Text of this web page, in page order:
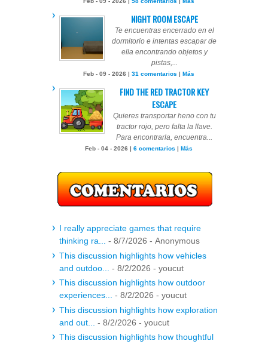
NIGHT ROOM ESCAPE
Te encuentras encerrado en el
dormitorio e intentas escapar de
ella encontrando objetos y
pistas,...
Feb - 09 - 2026 | 31 comentarios | Más
FIND THE RED TRACTOR KEY
ESCAPE
Quieres transportar heno con tu
tractor rojo, pero falta la llave.
Para encontrarla, encuentra...
Feb - 04 - 2026 | 6 comentarios | Más
I really appreciate games that require
thinking ra...
- 8/7/2026 - Anonymous
This discussion highlights how vehicles
and outdoo...
- 8/2/2026 - youcut
This discussion highlights how outdoor
experiences...
- 8/2/2026 - youcut
This discussion highlights how exploration
and out...
- 8/2/2026 - youcut
This discussion highlights how thoughtful